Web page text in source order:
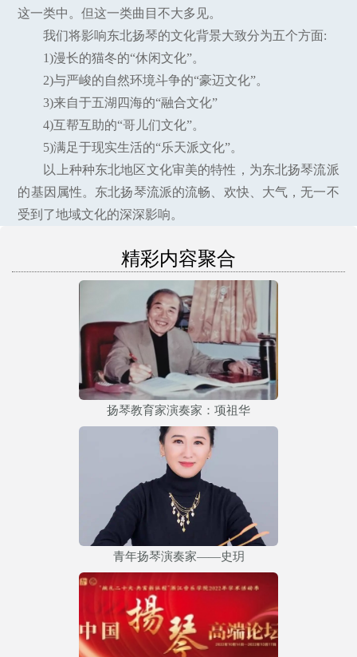
这一类中。但这一类曲目不大多见。
我们将影响东北扬琴的文化背景大致分为五个方面:
1)漫长的猫冬的“休闲文化”。
2)与严峻的自然环境斗争的“豪迈文化”。
3)来自于五湖四海的“融合文化”
4)互帮互助的“哥儿们文化”。
5)满足于现实生活的“乐天派文化”。
以上种种东北地区文化审美的特性，为东北扬琴流派
的基因属性。东北扬琴流派的流畅、欢快、大气，无一不
受到了地域文化的深深影响。
精彩内容聚合
扬琴教育家演奏家：项祖华
青年扬琴演奏家——史玥